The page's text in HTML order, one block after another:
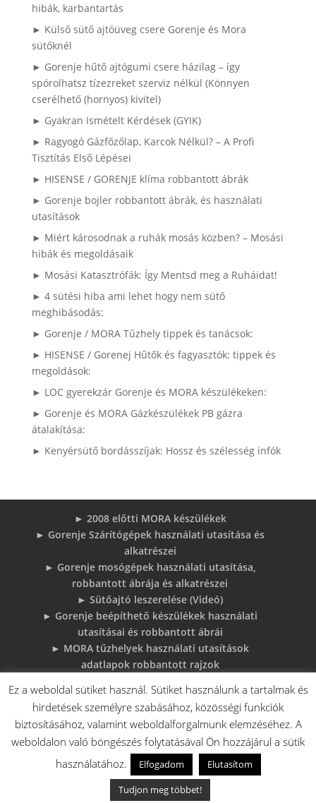
hibák, karbantartás
► Külső sütő ajtóüveg csere Gorenje és Mora
sütőknél
► Gorenje hűtő ajtógumi csere házilag – így
spórolhatsz tízezreket szerviz nélkül (Könnyen
cserélhető (hornyos) kivitel)
► Gyakran Ismételt Kérdések (GYIK)
► Ragyogó Gázfőzőlap, Karcok Nélkül? – A Profi
Tisztítás Első Lépései
► HISENSE / GORENJE klíma robbantott ábrák
► Gorenje bojler robbantott ábrák, és használati
utasítások
► Miért károsodnak a ruhák mosás közben? – Mosási
hibák és megoldásaik
► Mosási Katasztrófák: Így Mentsd meg a Ruháidat!
► 4 sütési hiba ami lehet hogy nem sütő
meghibásodás:
► Gorenje / MORA Tűzhely tippek és tanácsok:
► HISENSE / Gorenej Hűtők és fagyasztók: tippek és
megoldások:
► LOC gyerekzár Gorenje és MORA készülékeken:
► Gorenje és MORA Gázkészülékek PB gázra
átalakítása:
► Kenyérsütő bordásszíjak: Hossz és szélesség infók
► 2008 előtti MORA készülékek
► Gorenje Szárítógépek használati utasítása és
alkatrészei
► Gorenje mosógépek használati utasítása,
robbantott ábrája és alkatrészei
► Sütőajtó leszerelése (Videó)
► Gorenje beépíthető készülékek használati
utasításai és robbantott ábrái
► MORA tűzhelyek használati utasítások
adatlapok robbantott rajzok
megoldások
► 6 gyakori sütő hiba, és megoldások
♦Gorenje Háztartásigépek adattábláiról:
V.A. Elektro Boys Kft. - 2018 - Minden jog fenntartva!
Ez a weboldal sütiket használ. Sütiket használunk a tartalmak és
hirdetések személyre szabásához, közösségi funkciók
biztosításához, valamint weboldalforgalmunk elemzéséhez. A
weboldalon való böngészés folytatásával Ön hozzájárul a sütik
használatához.
Elfogadom
Elutasítom
Tudjon meg többet!